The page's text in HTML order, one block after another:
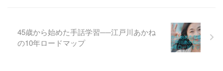
45歳から始めた手話学習──江戸川あかね
の10年ロードマップ